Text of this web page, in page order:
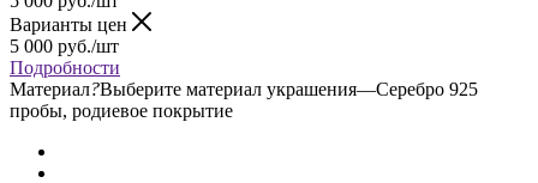
Варианты цен
5 000 руб./шт
Подробности
Материал?Выберите материал украшения—Серебро 925
пробы, родиевое покрытие